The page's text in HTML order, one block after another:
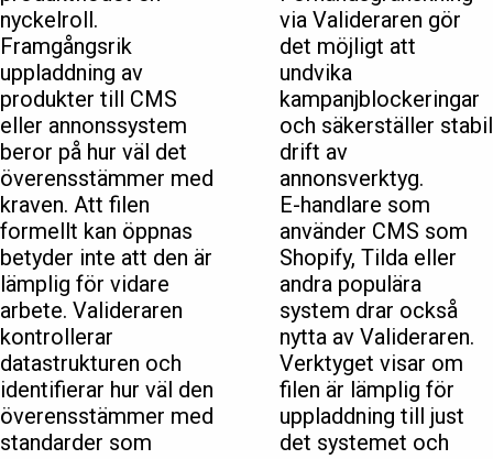
nyckelroll.
Framgångsrik
uppladdning av
produkter till CMS
eller annonssystem
beror på hur väl det
överensstämmer med
kraven. Att filen
formellt kan öppnas
betyder inte att den är
lämplig för vidare
arbete. Valideraren
kontrollerar
datastrukturen och
identifierar hur väl den
överensstämmer med
standarder som
via Valideraren gör
det möjligt att
undvika
kampanjblockeringar
och säkerställer stabil
drift av
annonsverktyg.
E-handlare som
använder CMS som
Shopify, Tilda eller
andra populära
system drar också
nytta av Valideraren.
Verktyget visar om
filen är lämplig för
uppladdning till just
det systemet och